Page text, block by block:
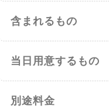
含まれるもの
当日用意するもの
別途料金